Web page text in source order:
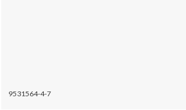
9531564-4-7